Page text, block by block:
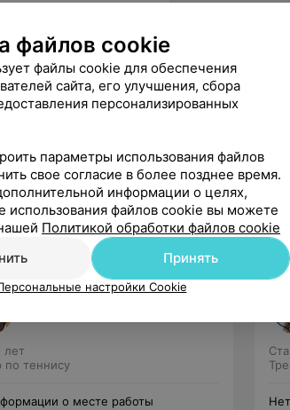
и европейских
Анна Орлик
лет
по теннису
о месте работы
файлов cookie
файлы cookie для обеспечения
сайта, его улучшения, сбора
персонализированных
параметры использования файлов
свое согласие в более позднее время.
информации о целях,
использования файлов cookie вы можете
Политикой обработки файлов cookie
Принять
настройки Cookie